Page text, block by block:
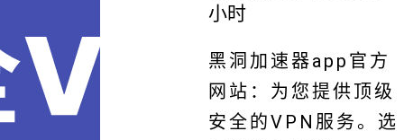
小时
黑洞加速器app官方
网站：为您提供顶级
安全的VPN服务。选